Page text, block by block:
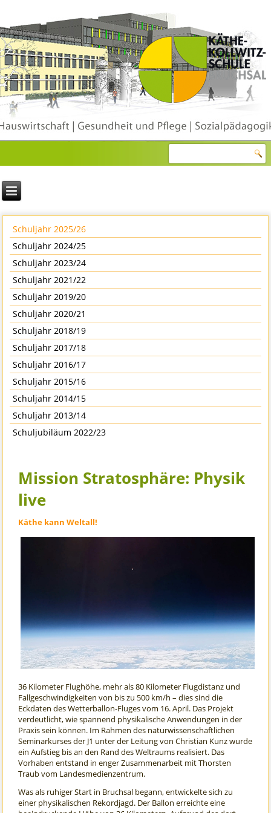
Schuljahr 2025/26
Schuljahr 2024/25
Schuljahr 2023/24
Schuljahr 2021/22
Schuljahr 2019/20
Schuljahr 2020/21
Schuljahr 2018/19
Schuljahr 2017/18
Schuljahr 2016/17
Schuljahr 2015/16
Schuljahr 2014/15
Schuljahr 2013/14
Schuljubiläum 2022/23
Mission Stratosphäre: Physik
live
Käthe kann Weltall!
36 Kilometer Flughöhe, mehr als 80 Kilometer Flugdistanz und
Fallgeschwindigkeiten von bis zu 500 km/h – dies sind die
Eckdaten des Wetterballon-Fluges vom 16. April. Das Projekt
verdeutlicht, wie spannend physikalische Anwendungen in der
Praxis sein können. Im Rahmen des naturwissenschaftlichen
Seminarkurses der J1 unter der Leitung von Christian Kunz wurde
ein Aufstieg bis an den Rand des Weltraums realisiert. Das
Vorhaben entstand in enger Zusammenarbeit mit Thorsten
Traub vom Landesmedienzentrum.
Was als ruhiger Start in Bruchsal begann, entwickelte sich zu
einer physikalischen Rekordjagd. Der Ballon erreichte eine